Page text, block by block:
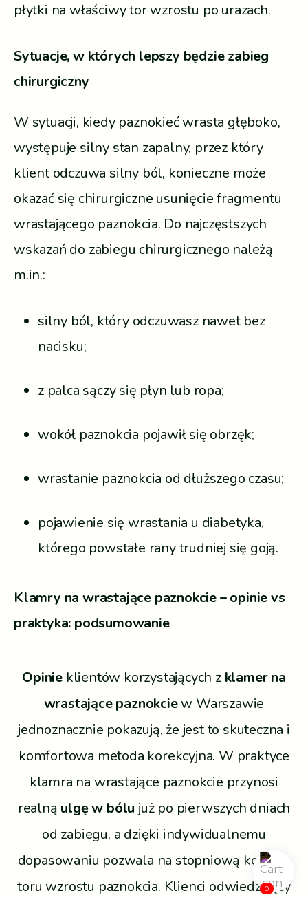
płytki na właściwy tor wzrostu po urazach.
Sytuacje, w których lepszy będzie zabieg
chirurgiczny
W sytuacji, kiedy paznokieć wrasta głęboko,
występuje silny stan zapalny, przez który
klient odczuwa silny ból, konieczne może
okazać się chirurgiczne usunięcie fragmentu
wrastającego paznokcia. Do najczęstszych
wskazań do zabiegu chirurgicznego należą
m.in.:
silny ból, który odczuwasz nawet bez
nacisku;
z palca sączy się płyn lub ropa;
wokół paznokcia pojawił się obrzęk;
wrastanie paznokcia od dłuższego czasu;
pojawienie się wrastania u diabetyka,
którego powstałe rany trudniej się goją.
Klamry na wrastające paznokcie – opinie vs
praktyka: podsumowanie
Opinie klientów korzystających z klamer na
wrastające paznokciew Warszawie
jednoznacznie pokazują, że jest to skuteczna i
komfortowa metoda korekcyjna. W praktyce
klamra na wrastające paznokcie przynosi
realną ulgę w bólu już po pierwszych dniach
od zabiegu, a dzięki indywidualnemu
dopasowaniu pozwala na stopniową korektę
toru wzrostu paznokcia. Klienci odwiedzający
0